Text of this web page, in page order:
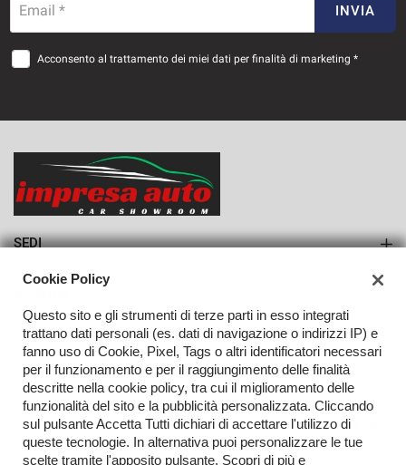
1.558€/mese
36 Mesi
36 Mesi
VEDI
Email * INVIA
Acconsento al trattamento dei miei dati per finalità di marketing *
SEDI
Azienda
Contatti
TORNA IN CIMA
Cookie Policy
Questo sito e gli strumenti di terze parti in esso integrati
trattano dati personali (es. dati di navigazione o indirizzi IP) e
fanno uso di Cookie, Pixel, Tags o altri identificatori necessari
per il funzionamento e per il raggiungimento delle finalità
descritte nella cookie policy, tra cui il miglioramento delle
funzionalità del sito e la pubblicità personalizzata. Cliccando
sul pulsante Accetta Tutti dichiari di accettare l'utilizzo di
queste tecnologie. In alternativa puoi personalizzare le tue
scelte tramite l'apposito pulsante. Scopri di più e